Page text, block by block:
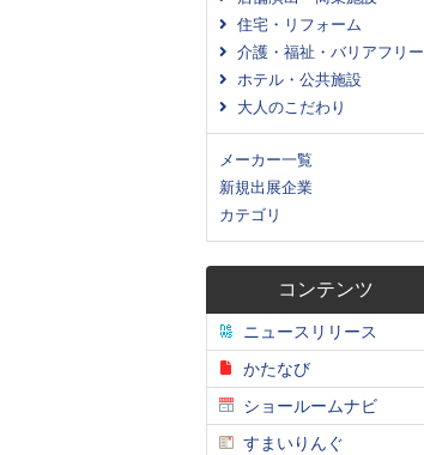
住宅・リフォーム
介護・福祉・バリアフリー
ホテル・公共施設
大人のこだわり
メーカー一覧
新規出展企業
カテゴリ
コンテンツ
ニュースリリース
かたなび
ショールームナビ
すまいりんぐ